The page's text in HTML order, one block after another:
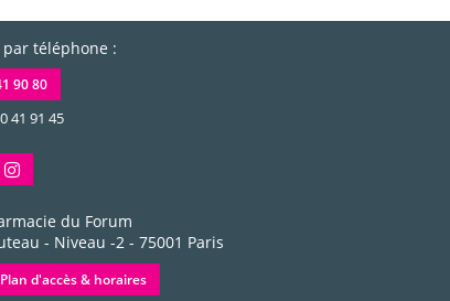
téléphone :
90 80
41 91 45
du Forum
- Niveau -2 - 75001 Paris
Plan d'accès & horaires